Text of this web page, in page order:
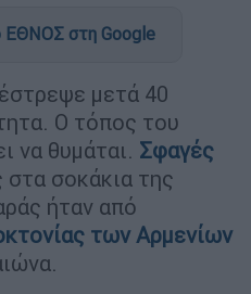
ΕΘΝΟΣ στη Google
μετά 40
Ο τόπος του
να θυμάται. Σφαγές
στα σοκάκια της
ήταν από
των Αρμενίων